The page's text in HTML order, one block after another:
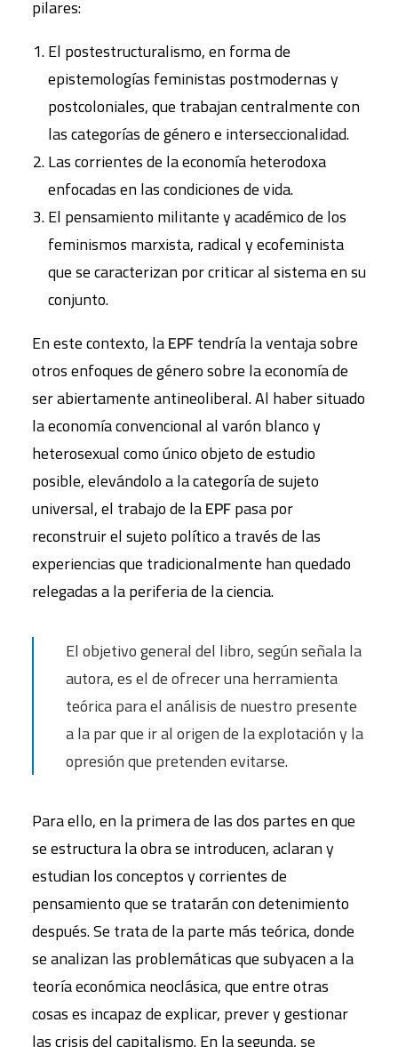
pilares:
El postestructuralismo, en forma de
epistemologías feministas postmodernas y
postcoloniales, que trabajan centralmente con
las categorías de género e interseccionalidad.
Las corrientes de la economía heterodoxa
enfocadas en las condiciones de vida.
El pensamiento militante y académico de los
feminismos marxista, radical y ecofeminista
que se caracterizan por criticar al sistema en su
conjunto.
En este contexto, laEPFtendría la ventaja sobre
otros enfoques de género sobre la economía de
ser abiertamente antineoliberal. Al haber situado
la economía convencional al varón blanco y
heterosexual como único objeto de estudio
posible, elevándolo a la categoría de sujeto
universal, el trabajo de laEPFpasa por
reconstruir el sujeto político a través de las
experiencias que tradicionalmente han quedado
relegadas a la periferia de la ciencia.
El objetivo general del libro, según señala la
autora, es el de ofrecer una herramienta
teórica para el análisis de nuestro presente
a la par que ir al origen de la explotación y la
opresión que pretenden evitarse.
Para ello, en la primera de las dos partes en que
se estructura la obra se introducen, aclaran y
estudian los conceptos y corrientes de
pensamiento que se tratarán con detenimiento
después. Se trata de la parte más teórica, donde
se analizan las problemáticas que subyacen a la
teoría económica neoclásica, que entre otras
cosas es incapaz de explicar, prever y gestionar
las crisis del capitalismo. En la segunda, se